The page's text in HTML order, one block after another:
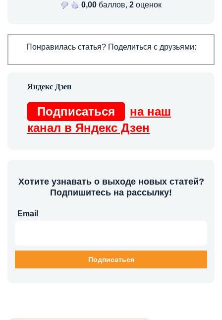
0,00 баллов, 2 оценок
Понравилась статья? Поделиться с друзьями:
Подписаться
на наш
канал в Яндекс Дзен
Хотите узнавать о выходе новых статей?
Подпишитесь на рассылку!
Email